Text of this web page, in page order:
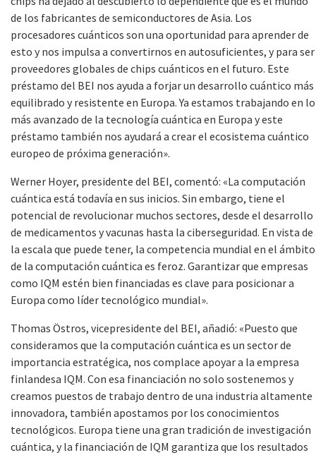
de los fabricantes de semiconductores de Asia. Los
procesadores cuánticos son una oportunidad para aprender de
esto y nos impulsa a convertirnos en autosuficientes, y para ser
proveedores globales de chips cuánticos en el futuro. Este
préstamo del BEI nos ayuda a forjar un desarrollo cuántico más
equilibrado y resistente en Europa. Ya estamos trabajando en lo
más avanzado de la tecnología cuántica en Europa y este
préstamo también nos ayudará a crear el ecosistema cuántico
europeo de próxima generación».
Werner Hoyer, presidente del BEI, comentó: «La computación
cuántica está todavía en sus inicios. Sin embargo, tiene el
potencial de revolucionar muchos sectores, desde el desarrollo
de medicamentos y vacunas hasta la ciberseguridad. En vista de
la escala que puede tener, la competencia mundial en el ámbito
de la computación cuántica es feroz. Garantizar que empresas
como IQM estén bien financiadas es clave para posicionar a
Europa como líder tecnológico mundial».
Thomas Östros, vicepresidente del BEI, añadió: «Puesto que
consideramos que la computación cuántica es un sector de
importancia estratégica, nos complace apoyar a la empresa
finlandesa IQM. Con esa financiación no solo sostenemos y
creamos puestos de trabajo dentro de una industria altamente
innovadora, también apostamos por los conocimientos
tecnológicos. Europa tiene una gran tradición de investigación
cuántica, y la financiación de IQM garantiza que los resultados